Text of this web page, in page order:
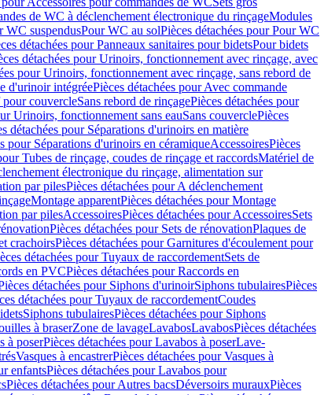
de WC à déclenchement électronique du rinçageModules
WC suspendusPour WC au solPièces détachées pour Pour WC
détachées pour Panneaux sanitaires pour bidetsPour bidets
détachées pour Urinoirs, fonctionnement avec rinçage, avec
pour Urinoirs, fonctionnement avec rinçage, sans rebord de
d'urinoir intégréePièces détachées pour Avec commande
pour couvercleSans rebord de rinçagePièces détachées pour
Urinoirs, fonctionnement sans eauSans couverclePièces
détachées pour Séparations d'urinoirs en matière
pour Séparations d'urinoirs en céramiqueAccessoiresPièces
Tubes de rinçage, coudes de rinçage et raccordsMatériel de
électronique du rinçage, alimentation sur
par pilesPièces détachées pour A déclenchement
Montage apparentPièces détachées pour Montage
par pilesAccessoiresPièces détachées pour AccessoiresSets
Pièces détachées pour Sets de rénovationPlaques de
crachoirsPièces détachées pour Garnitures d'écoulement pour
détachées pour Tuyaux de raccordementSets de
en PVCPièces détachées pour Raccords en
détachées pour Siphons d'urinoirSiphons tubulairesPièces
détachées pour Tuyaux de raccordementCoudes
Siphons tubulairesPièces détachées pour Siphons
à braserZone de lavageLavabosLavabosPièces détachées
à poserPièces détachées pour Lavabos à poserLave-
Vasques à encastrerPièces détachées pour Vasques à
enfantsPièces détachées pour Lavabos pour
Pièces détachées pour Autres bacsDéversoirs murauxPièces